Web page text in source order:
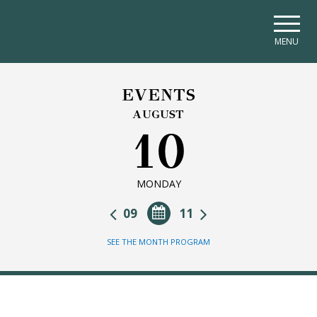
MENU
EVENTS
AUGUST
10
MONDAY
11
09
SEE THE MONTH PROGRAM